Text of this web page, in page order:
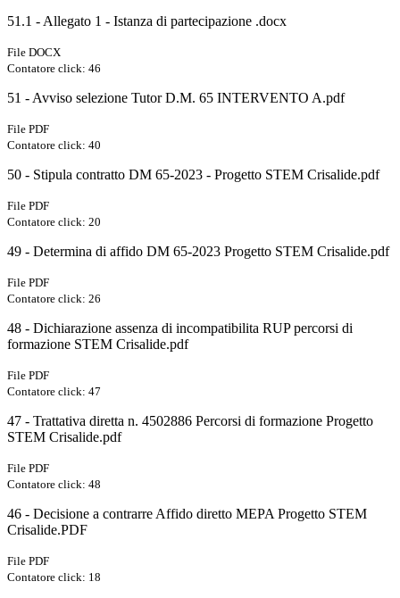
51.1 - Allegato 1 - Istanza di partecipazione .docx
File DOCX
Contatore click: 46
51 - Avviso selezione Tutor D.M. 65 INTERVENTO A.pdf
File PDF
Contatore click: 40
50 - Stipula contratto DM 65-2023 - Progetto STEM Crisalide.pdf
File PDF
Contatore click: 20
49 - Determina di affido DM 65-2023 Progetto STEM Crisalide.pdf
File PDF
Contatore click: 26
48 - Dichiarazione assenza di incompatibilita RUP percorsi di
formazione STEM Crisalide.pdf
File PDF
Contatore click: 47
47 - Trattativa diretta n. 4502886 Percorsi di formazione Progetto
STEM Crisalide.pdf
File PDF
Contatore click: 48
46 - Decisione a contrarre Affido diretto MEPA Progetto STEM
Crisalide.PDF
File PDF
Contatore click: 18